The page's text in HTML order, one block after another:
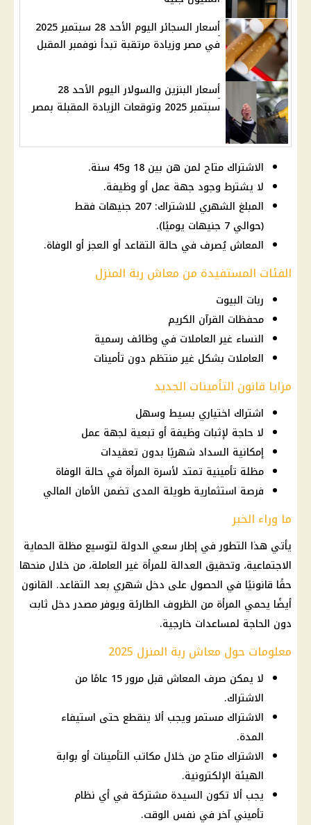
أسعار السجائر اليوم الأحد 28 سبتمبر 2025
في مصر وزيادة مرتقبة تبدأ نوفمبر المقبل
أسعار البنزين والسولار اليوم الأحد 28
سبتمبر 2025 وتوقعات الزيادة المقبلة بمصر
الاشتراك متاح لمن هن بين 18 و45 سنة.
لا يشترط وجود جهة عمل أو وظيفة.
المبلغ الشهري للاشتراك: 207 جنيهات فقط
(حوالي 7 جنيهات يوميًا).
المعاش يُصرف في حالة التقاعد أو العجز أو الوفاة.
الفئات المستفيدة من معاش ربة المنزل
ربات البيوت
محفظات القرآن الكريم
النساء غير العاملات في وظائف رسمية
العاملات بشكل غير منتظم دون تأمينات
مزايا قانون التأمينات الجديد
اشتراك اختياري بسيط وسهل
لا حاجة لإثبات وظيفة أو تبعية لجهة عمل
إمكانية السداد شهريًا بدون تعقيدات
مظلة تأمينية تمتد لأسرة المرأة في حالة الوفاة
فرصة استثمارية طويلة المدى تضمن الأمان المالي
ما وراء الخبر
يأتي هذا التطور في إطار سعي الدولة لتوسيع مظلة الحماية
الاجتماعية، وتحقيق العدالة للمرأة غير العاملة، من خلال منحها
حقًا قانونيًا في الحصول على دخل شهري بعد التقاعد. القانون
أيضًا يحمي المرأة من الظروف الطارئة ويوفر مصدر دخل ثابت
دون الحاجة لمساعدات خارجية.
معلومات حول معاش ربة المنزل 2025
لا يمكن صرف المعاش قبل مرور 15 عامًا من
الاشتراك.
الاشتراك مستمر ويجب ألا ينقطع حتى استيفاء
المدة.
الاشتراك متاح من خلال مكاتب التأمينات أو بوابة
الهيئة الإلكترونية.
يجب ألا تكون السيدة مشتركة في أي نظام
تأميني آخر في نفس الوقت.